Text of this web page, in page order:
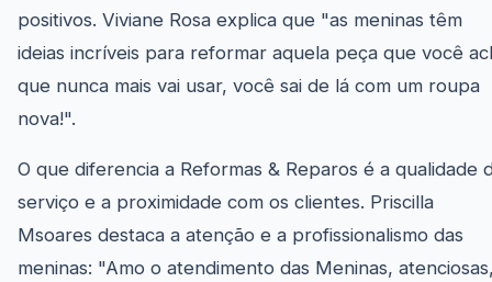
positivos. Viviane Rosa explica que "as meninas têm
ideias incríveis para reformar aquela peça que você
que nunca mais vai usar, você sai de lá com um roupa
nova!".
O que diferencia a Reformas & Reparos é a qualidade
serviço e a proximidade com os clientes. Priscilla
Msoares destaca a atenção e a profissionalismo das
meninas: "Amo o atendimento das Meninas,